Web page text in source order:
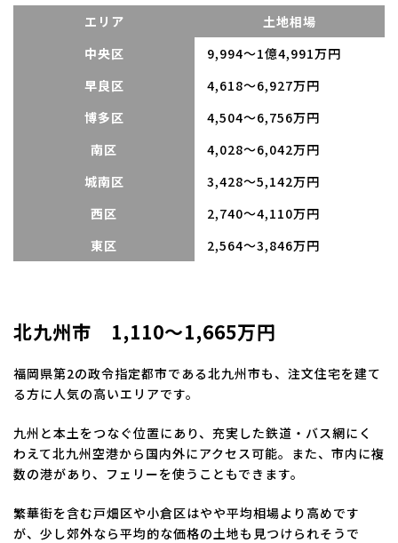
エリア
土地相場
中央区
9,994～1億4,991万円
早良区
4,618～6,927万円
博多区
4,504～6,756万円
南区
4,028～6,042万円
城南区
3,428～5,142万円
西区
2,740～4,110万円
東区
2,564～3,846万円
北九州市 1,110～1,665万円
福岡県第2の政令指定都市である北九州市も、注文住宅を建て
る方に人気の高いエリアです。
九州と本土をつなぐ位置にあり、充実した鉄道・バス網にく
わえて北九州空港から国内外にアクセス可能。また、市内に複
数の港があり、フェリーを使うこともできます。
繁華街を含む戸畑区や小倉区はやや平均相場より高めです
が、少し郊外なら平均的な価格の土地も見つけられそうで